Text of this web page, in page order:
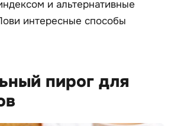
и альтернативные
интересные способы
пирог для